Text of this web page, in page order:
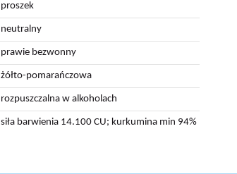
proszek
neutralny
prawie bezwonny
żółto-pomarańczowa
rozpuszczalna w alkoholach
siła barwienia 14.100 CU; kurkumina min 94%